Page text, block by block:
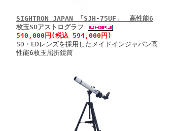
SIGHTRON JAPAN 「SJH-75UF」 高性能6
枚玉SDアストログラフ
540,000円(税込 594,000円)
SD・EDレンズを採用したメイドインジャパン高
性能6枚玉屈折鏡筒